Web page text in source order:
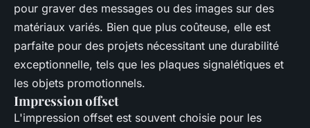
pour graver des messages ou des images sur des
matériaux variés. Bien que plus coûteuse, elle est
parfaite pour des projets nécessitant une durabilité
exceptionnelle, tels que les plaques signalétiques et
les objets promotionnels.
Impression offset
L'impression offset est souvent choisie pour les